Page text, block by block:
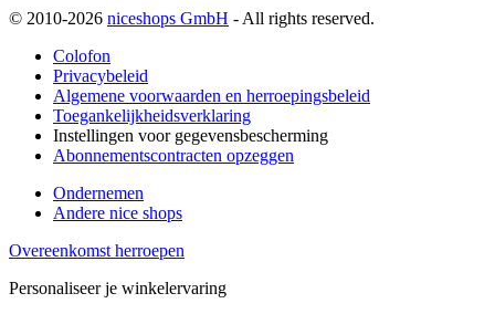
© 2010-2026 niceshops GmbH - All rights reserved.
Colofon
Privacybeleid
Algemene voorwaarden en herroepingsbeleid
Toegankelijkheidsverklaring
Instellingen voor gegevensbescherming
Abonnementscontracten opzeggen
Ondernemen
Andere nice shops
Overeenkomst herroepen
Personaliseer je winkelervaring